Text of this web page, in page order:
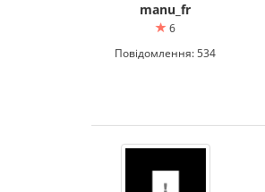
manu_fr
6
Повідомлення: 534